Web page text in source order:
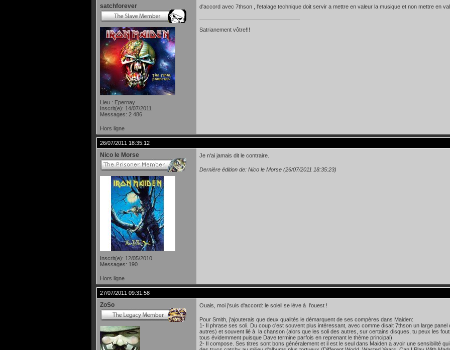
satchforever
Lieu : Epernay
Inscrit(e): 14/07/2011
Messages: 2 486
d'accord avec 7thson , l'etalage technique doit servir a mettre en valeur la musique et non mettre en
Satrianement vôtre!!!
Hors ligne
26/07/2011 18:35:12
Nico le Morse
Inscrit(e): 12/05/2010
Messages: 190
Je n'ai jamais dit le contraire.
Dernière édition de: Nico le Morse (26/07/2011 18:35:23)
Hors ligne
27/07/2011 09:31:58
ZoSo Ouais, moi j'suis d'accord: le soleil se lève à l'ouest !
Pour Smith, j'ajouterais que deux qualités le démarquent de ses compères dans Maiden:
1- Il phrase ses soli. Du coup c'est souvent plus intéressant, avec comme disait 7thson un large
autres) et souvent lié à la chanson (alors que les soli des autres, sur certains disques, tu peux les
tous évidemment puisque Dave termine parfois en reprenant le thème principal).
2- Il compose. Ses titres sont bons généralement et il est le seul dans Maiden a avoir une sensibilité